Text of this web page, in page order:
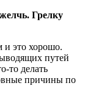
Грелку
и это хорошо.
путей
то делать
причины по